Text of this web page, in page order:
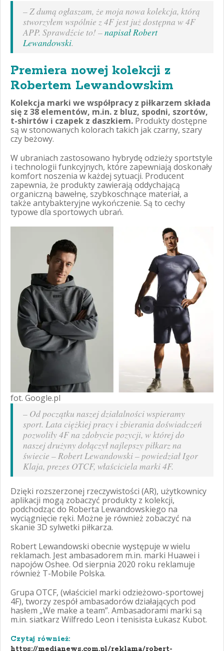
–Z dumą ogłaszam, że moja nowa kolekcja, którą
stworzyłem wspólnie z 4F jest już dostępna w 4F
APP. Sprawdźcie to! –napisał Robert
Lewandowski.
Premiera nowej kolekcji z
Robertem Lewandowskim
Kolekcja marki we współpracy z piłkarzem składa
się z 38 elementów, m.in. z bluz, spodni, szortów,
t-shirtów i czapek z daszkiem. Produkty dostępne
są w stonowanych kolorach takich jak czarny, szary
czy beżowy.
W ubraniach zastosowano hybrydę odzieży sportstyle
i technologii funkcyjnych, które zapewniają doskonały
komfort noszenia w każdej sytuacji. Producent
zapewnia, że produkty zawierają oddychającą
organiczną bawełnę, szybkoschnące materiał, a
także antybakteryjne wykończenie. Są to cechy
typowe dla sportowych ubrań.
fot. Google.pl
– Od początku naszej działalności wspieramy
sport. Lata ciężkiej pracy i zbierania doświadczeń
pozwoliły 4F na zdobycie pozycji, w której do
naszej drużyny dołączył najlepszy piłkarz na
świecie – Robert Lewandowski– powiedział Igor
Klaja, prezes OTCF, właściciela marki 4F.
Dzięki rozszerzonej rzeczywistości (AR), użytkownicy
aplikacji mogą zobaczyć produkty z kolekcji,
podchodząc do Roberta Lewandowskiego na
wyciągnięcie ręki. Możne je również zobaczyć na
skanie 3D sylwetki piłkarza.
Robert Lewandowski obecnie występuje w wielu
reklamach. Jest ambasadorem m.in. marki Huawei i
napojów Oshee. Od sierpnia 2020 roku reklamuje
również T-Mobile Polska.
Grupa OTCF, (właściciel marki odzieżowo-sportowej
4F), tworzy zespół ambasadorów działających pod
hasłem „We make a team”. Ambasadorami marki są
m.in. siatkarz Wilfredo Leon i tenisista Łukasz Kubot.
Czytaj również:
https://medianews.com.pl/reklama/robert-